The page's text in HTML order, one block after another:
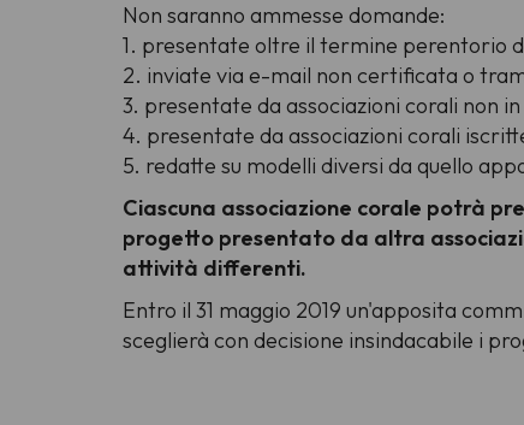
Non saranno ammesse domande:
1. presentate oltre il termine perentorio
2. inviate via e-mail non certificata o
3. presentate da associazioni corali non
4. presentate da associazioni corali
5. redatte su modelli diversi da quello
Ciascuna associazione corale potrà
progetto presentato da altra
attività differenti.
Entro il 31 maggio 2019 un'apposita
sceglierà con decisione insindacabile i